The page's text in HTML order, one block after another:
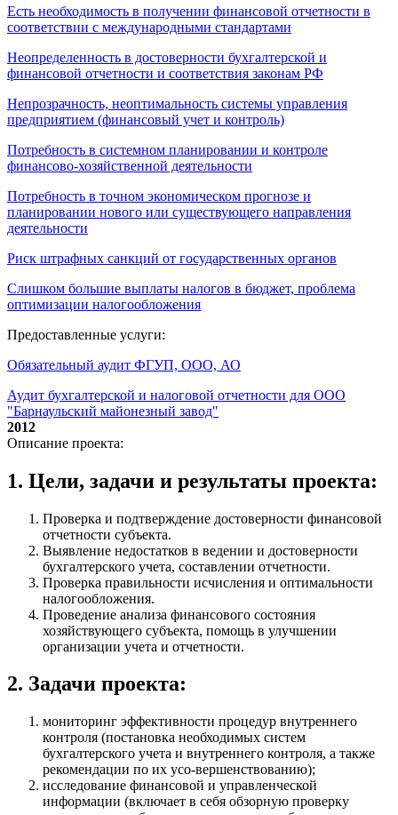
Есть необходимость в получении финансовой отчетности в
соответствии с международными стандартами
Неопределенность в достоверности бухгалтерской и
финансовой отчетности и соответствия законам РФ
Непрозрачность, неоптимальность системы управления
предприятием (финансовый учет и контроль)
Потребность в системном планировании и контроле
финансово-хозяйственной деятельности
Потребность в точном экономическом прогнозе и
планировании нового или существующего направления
деятельности
Риск штрафных санкций от государственных органов
Слишком большие выплаты налогов в бюджет, проблема
оптимизации налогообложения
Предоставленные услуги:
Обязательный аудит ФГУП, ООО, АО
Аудит бухгалтерской и налоговой отчетности для ООО
"Барнаульский майонезный завод"
2012
Описание проекта:
1. Цели, задачи и результаты проекта:
Проверка и подтверждение достоверности финансовой
отчетности субъекта.
Выявление недостатков в ведении и достоверности
бухгалтерского учета, составлении отчетности.
Проверка правильности исчисления и оптимальности
налогообложения.
Проведение анализа финансового состояния
хозяйствующего субъекта, помощь в улучшении
организации учета и отчетности.
2. Задачи проекта:
мониторинг эффективности процедур внутреннего
контроля (постановка необходимых систем
бухгалтерского учета и внутреннего контроля, а также
рекомендации по их усо-вершенствованию);
исследование финансовой и управленческой
информации (включает в себя обзорную проверку